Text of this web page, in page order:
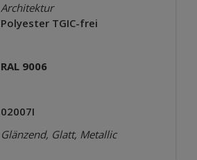
Architektur
Polyester TGIC-frei
RAL 9006
02007I
Glänzend, Glatt, Metallic